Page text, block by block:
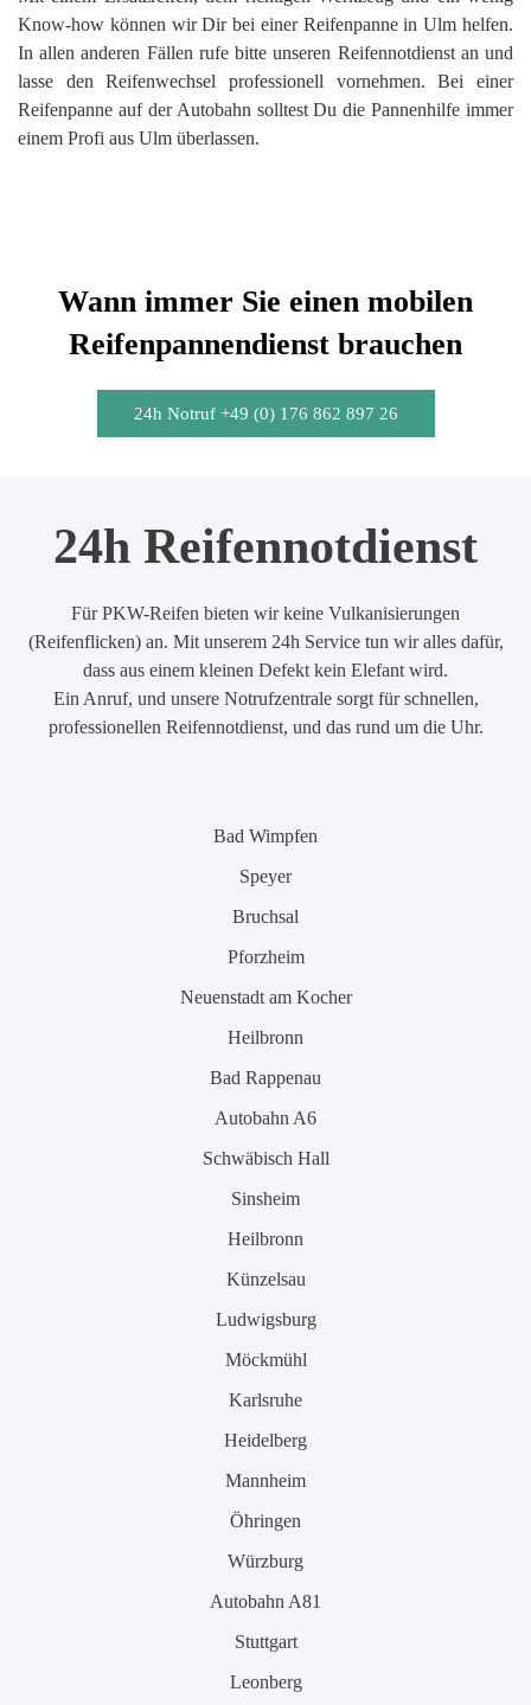
Know-how können wir Dir bei einer Reifenpanne in Ulm helfen.
In allen anderen Fällen rufe bitte unseren Reifennotdienst an und
lasse den Reifenwechsel professionell vornehmen. Bei einer
Reifenpanne auf der Autobahn solltest Du die Pannenhilfe immer
einem Profi aus Ulm überlassen.
Wann immer Sie einen mobilen
Reifenpannendienst brauchen
24h Notruf +49 (0) 176 862 897 26
24h Reifennotdienst
Für PKW-Reifen bieten wir keine Vulkanisierungen
(Reifenflicken) an. Mit unserem 24h Service tun wir alles dafür,
dass aus einem kleinen Defekt kein Elefant wird.
Ein Anruf, und unsere Notrufzentrale sorgt für schnellen,
professionellen Reifennotdienst, und das rund um die Uhr.
Bad Wimpfen
Speyer
Bruchsal
Pforzheim
Neuenstadt am Kocher
Heilbronn
Bad Rappenau
Autobahn A6
Schwäbisch Hall
Sinsheim
Heilbronn
Künzelsau
Ludwigsburg
Möckmühl
Karlsruhe
Heidelberg
Mannheim
Öhringen
Würzburg
Autobahn A81
Stuttgart
Leonberg